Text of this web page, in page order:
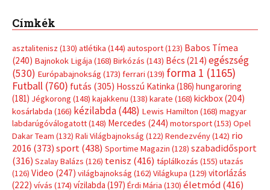
Címkék
asztalitenisz (130) atlétika (144) autosport(123) Babos Tímea
(240) Bajnokok Ligája (168) Birkózás (143) Bécs (214) egészség
(530) Európabajnokság (173) ferrari (139) forma 1 (1165)
Futball (760) futás (305) Hosszú Katinka (186) hungaroring
(181) Jégkorong (148) kajakkenu (138) karate (168) kickbox(204)
kosárlabda (166) kézilabda(448) Lewis Hamilton (168) magyar
labdarúgóválogatott(148) Mercedes (244) motorsport(153) Opel
Dakar Team (132) Rali Világbajnokság (122) Rendezvény(142) rio
2016 (373) sport(438) Sportime Magazin (128) szabadidősport
(316) Szalay Balázs (126) tenisz (416) táplálkozás (155) utazás
(126) Video (247) világbajnokság (162) Világkupa (129) vitorlázás
(222) vívás (174) vízilabda (197) Érdi Mária (130) életmód(416)